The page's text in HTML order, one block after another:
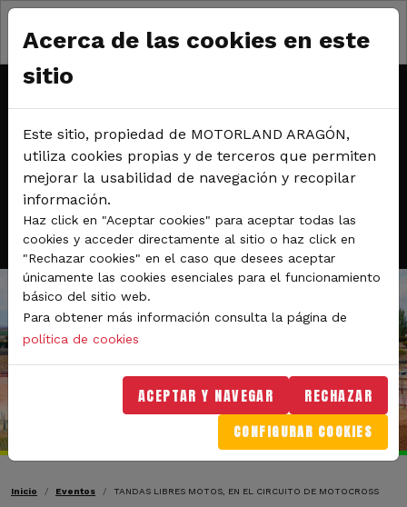
Pasar al contenido principal
Circuito off-road
TANDAS LIBRES MOTOS,
EN EL CIRCUITO DE
MOTOCROSS
Ruta de navegación
Inicio Eventos TANDAS LIBRES MOTOS, EN EL CIRCUITO DE MOTOCROSS
Acerca de las cookies en este
sitio
Este sitio, propiedad de MOTORLAND ARAGÓN,
utiliza cookies propias y de terceros que permiten
mejorar la usabilidad de navegación y recopilar
información.
Haz click en "Aceptar cookies" para aceptar todas las
cookies y acceder directamente al sitio o haz click en
"Rechazar cookies" en el caso que desees aceptar
únicamente las cookies esenciales para el funcionamiento
básico del sitio web.
Para obtener más información consulta la página de
política de cookies
ACEPTAR Y NAVEGAR RECHAZAR
CONFIGURAR COOKIES